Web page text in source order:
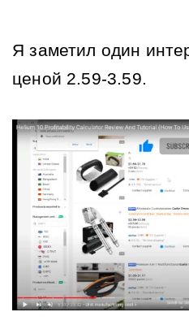
Я заметил один
ценой 2.59-3.59.